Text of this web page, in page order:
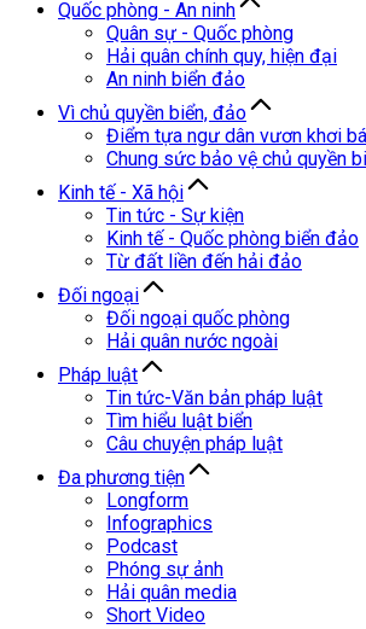
Quốc phòng - An ninh
Quân sự - Quốc phòng
Hải quân chính quy, hiện đại
An ninh biển đảo
Vì chủ quyền biển, đảo
Điểm tựa ngư dân vươn khơi
Chung sức bảo vệ chủ quyền
Kinh tế - Xã hội
Tin tức - Sự kiện
Kinh tế - Quốc phòng biển đảo
Từ đất liền đến hải đảo
Đối ngoại
Đối ngoại quốc phòng
Hải quân nước ngoài
Pháp luật
Tin tức-Văn bản pháp luật
Tìm hiểu luật biển
Câu chuyện pháp luật
Đa phương tiện
Longform
Infographics
Podcast
Phóng sự ảnh
Hải quân media
Short Video